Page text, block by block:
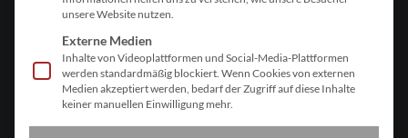
Ort*
Land*
unsere Website nutzen.
Externe Medien
Inhalte von Videoplattformen und Social-Media-Plattformen
werden standardmäßig blockiert. Wenn Cookies von externen
Medien akzeptiert werden, bedarf der Zugriff auf diese Inhalte
keiner manuellen Einwilligung mehr.